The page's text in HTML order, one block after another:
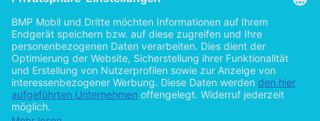
Darf die EU das deutsche Strafrecht ändern?
Die Strafrechtsharmonisierung in der
Europäischen Union
vonSinan Eroglu (Autor:in) 2015
©2011
61 Seiten